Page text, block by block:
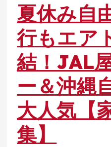
夏休み自
行もエア
結！JAL
ー＆沖縄
大人気【
集】